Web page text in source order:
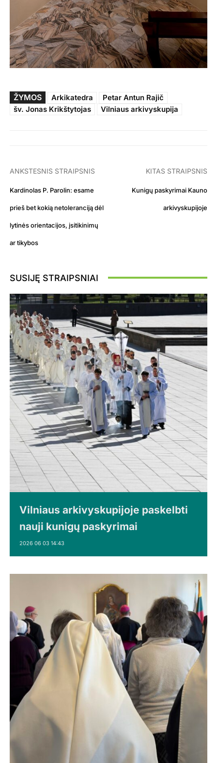
ŽYMOS Arkikatedra
Petar Antun Rajič
šv. Jonas Krikštytojas
Vilniaus arkivyskupija
ANKSTESNIS STRAIPSNIS
Kardinolas P. Parolin: esame
prieš bet kokią netoleranciją dėl
lytinės orientacijos, įsitikinimų
ar tikybos
KITAS STRAIPSNIS
Kunigų paskyrimai Kauno
arkivyskupijoje
SUSIJĘ STRAIPSNIAI
Vilniaus arkivyskupijoje paskelbti
nauji kunigų paskyrimai
2026 06 03 14:43